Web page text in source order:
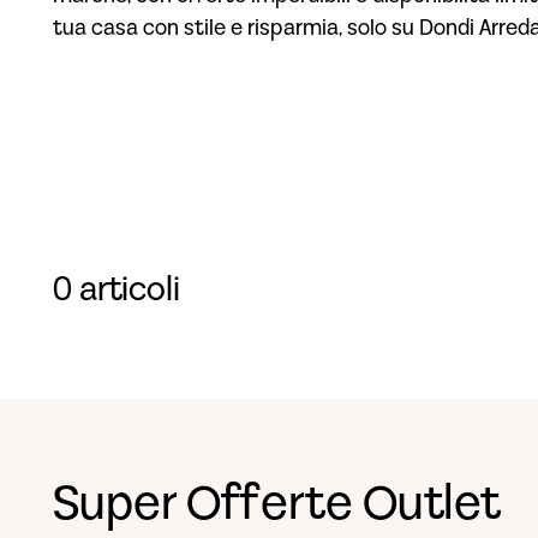
tua casa con stile e risparmia, solo su Dondi
0 articoli
Super Offerte Outlet